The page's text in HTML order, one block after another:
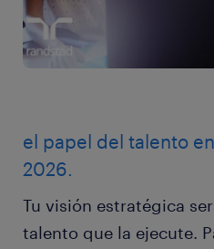
el papel del talento
2026.
Tu visión estratégica
talento que la ejecute.